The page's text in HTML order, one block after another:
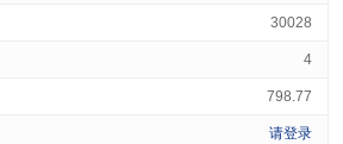
30028
4
798.77
请登录